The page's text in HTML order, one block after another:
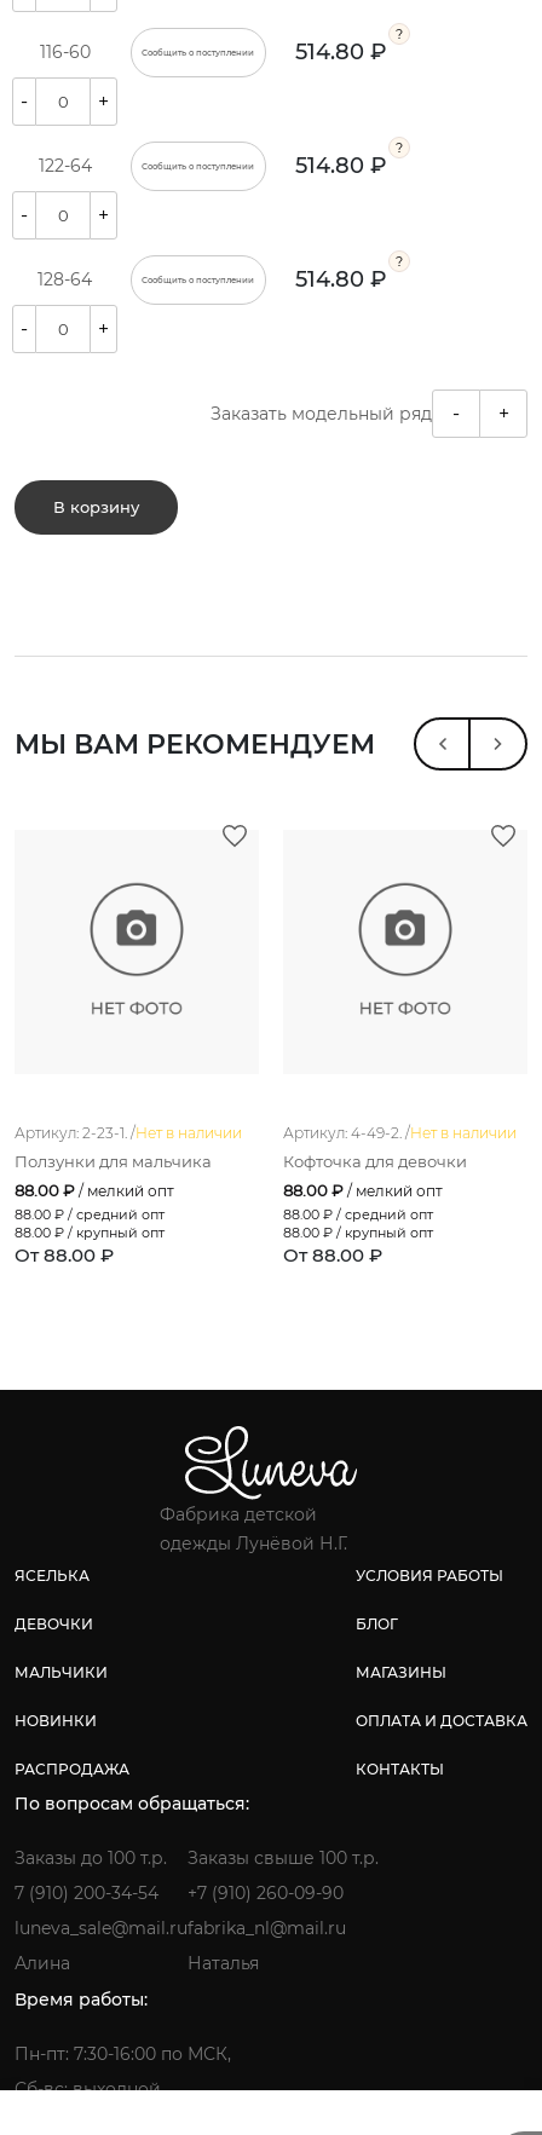
116-60 Сообщить о поступлении 514.80 ₽
- +
122-64 Сообщить о поступлении 514.80 ₽
- +
128-64 Сообщить о поступлении 514.80 ₽
- +
Заказать модельный ряд - +
В корзину
МЫ ВАМ РЕКОМЕНДУЕМ
Артикул: 2-23-1. /Нет в наличии
Ползунки для мальчика
88.00 ₽ / мелкий опт
88.00 ₽ / средний опт
88.00 ₽ / крупный опт
От 88.00 ₽
Артикул: 4-49-2. /Нет в наличии
Кофточка для девочки
88.00 ₽ / мелкий опт
88.00 ₽ / средний опт
88.00 ₽ / крупный опт
От 88.00 ₽
Фабрика детской
одежды Лунёвой Н.Г.
ЯСЕЛЬКА
ДЕВОЧКИ
МАЛЬЧИКИ
НОВИНКИ
РАСПРОДАЖА
УСЛОВИЯ РАБОТЫ
БЛОГ
МАГАЗИНЫ
ОПЛАТА И ДОСТАВКА
КОНТАКТЫ
По вопросам обращаться:
Заказы до 100 т.р.
7 (910) 200-34-54
luneva_sale@mail.ru
Алина
Заказы свыше 100 т.р.
+7 (910) 260-09-90
fabrika_nl@mail.ru
Наталья
Время работы:
Пн-пт: 7:30-16:00 по МСК,
Сб-вс: выходной